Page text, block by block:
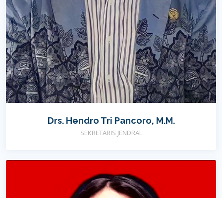
Drs. Hendro Tri Pancoro, M.M.
SEKRETARIS JENDRAL